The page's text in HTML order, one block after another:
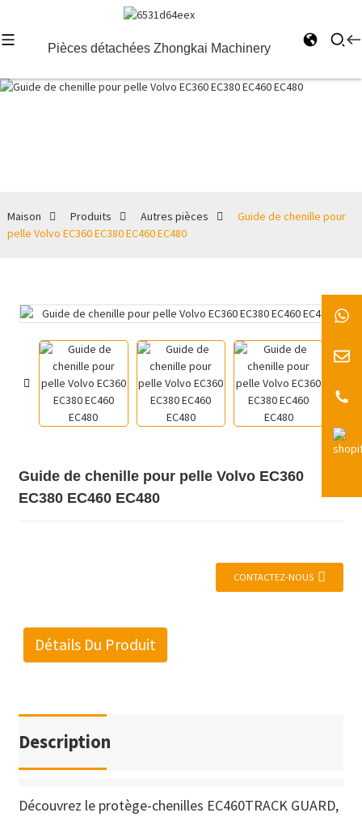
Pièces détachées Zhongkai Machinery
Maison Produits Autres pièces
Guide de chenille pour
pelle Volvo EC360 EC380 EC460 EC480
Guide de chenille pour pelle Volvo EC360
EC380 EC460 EC480
CONTACTEZ-NOUS
Détails Du Produit
Description
Découvrez le protège-chenilles EC460TRACK GUARD,